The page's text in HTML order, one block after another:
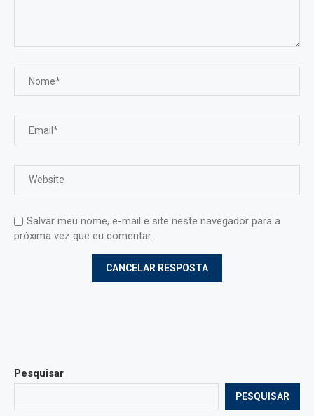
Salvar meu nome, e-mail e site neste navegador para a
próxima vez que eu comentar.
Pesquisar
PESQUISAR